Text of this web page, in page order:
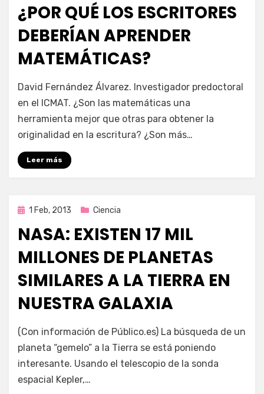
¿POR QUÉ LOS ESCRITORES
DEBERÍAN APRENDER
MATEMÁTICAS?
por Enrique
3,620 comentariosen
qué
los
escritores
David Fernández Álvarez. Investigador predoctoral
en el ICMAT. ¿Son las matemáticas una
herramienta mejor que otras para obtener la
originalidad en la escritura? ¿Son más…
Leer más
Publicada
1 Feb, 2013 Ciencia
NASA: EXISTEN 17 MIL
MILLONES DE PLANETAS
SIMILARES A LA TIERRA EN
NUESTRA GALAXIA
por Enrique
3,438 comentarios en
Existen
17
(Con información de Público.es) La búsqueda de un
planeta “gemelo” a la Tierra se está poniendo
interesante. Usando el telescopio de la sonda
espacial Kepler,…